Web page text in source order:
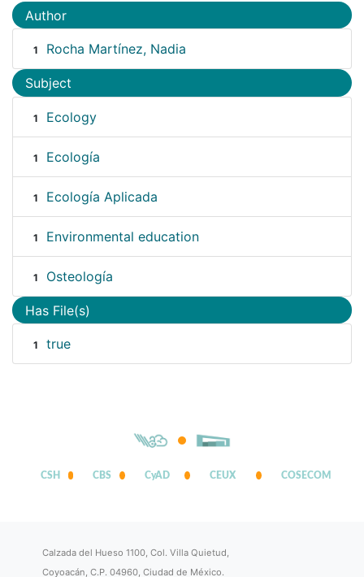
Author
1 Rocha Martínez, Nadia
Subject
1 Ecology
1 Ecología
1 Ecología Aplicada
1 Environmental education
1 Osteología
Has File(s)
1 true
CSH CBS CyAD CEUX COSECOM
Calzada del Hueso 1100, Col. Villa Quietud,
Coyoacán, C.P. 04960, Ciudad de México.